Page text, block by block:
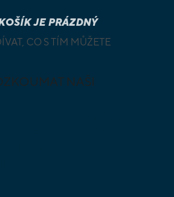
JE PRÁZDNÝ
CO S TÍM MŮŽETE
NAŠI